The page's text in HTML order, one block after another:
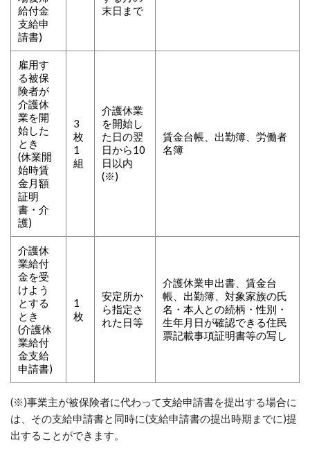
給付金
支給申
請書)
末日まで
雇用す
る被保
険者が
介護休
業を開
始した
とき
(休業開
始時賃
金月額
証明
書・介
護)
3
枚
1
組
介護休業
を開始し
た日の翌
日から10
日以内
(※)
賃金台帳、出勤簿、労働者
名簿
介護休
業給付
金を受
けよう
とする
とき
(介護休
業給付
金支給
申請書)
1
枚
安定所か
ら指定さ
れた日等
介護休業申出書、賃金台
帳、出勤簿、対象家族の氏
名・本人との続柄・性別・
生年月日が確認できる住民
票記載事項証明書等の写し
(※)事業主が被保険者に代わって支給申請書を提出する場合に
は、その支給申請書と同時に(支給申請書の提出時期までに)提
出することができます。